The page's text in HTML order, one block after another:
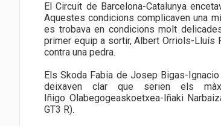
El Circuit de Barcelona-Catalunya
Aquestes condicions complicaven una
es trobava en condicions molt
primer equip a sortir, Albert Orriols-Lluís
contra una pedra.
Els Skoda Fabia de Josep Bigas-
deixaven clar que serien els
Iñigo Olabegogeaskoetxea-Iñaki
GT3 R).